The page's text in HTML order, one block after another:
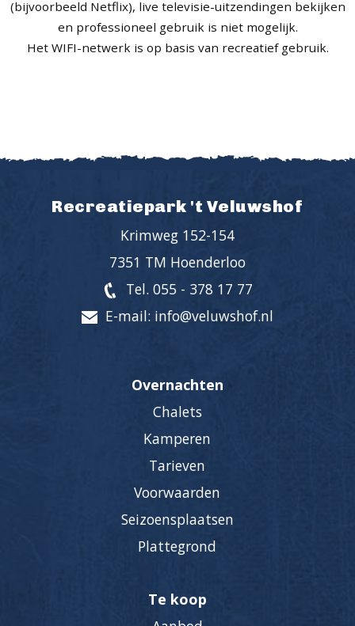
(bijvoorbeeld Netflix), live televisie-uitzendingen bekijken
en professioneel gebruik is niet mogelijk.
Het WIFI-netwerk is op basis van recreatief gebruik.
Recreatiepark 't Veluwshof
Krimweg 152-154
7351 TM Hoenderloo
Tel. 055 - 378 17 77
E-mail: info@veluwshof.nl
Overnachten
Chalets
Kamperen
Tarieven
Voorwaarden
Seizoensplaatsen
Plattegrond
Te koop